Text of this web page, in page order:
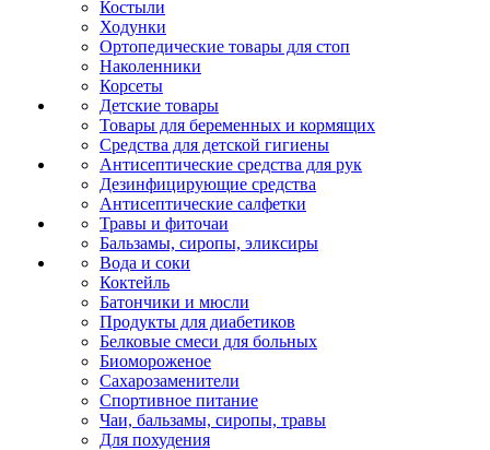
Костыли
Ходунки
Ортопедические товары для стоп
Наколенники
Корсеты
Детские товары
Товары для беременных и кормящих
Средства для детской гигиены
Антисептические средства для рук
Дезинфицирующие средства
Антисептические салфетки
Травы и фиточаи
Бальзамы, сиропы, эликсиры
Вода и соки
Коктейль
Батончики и мюсли
Продукты для диабетиков
Белковые смеси для больных
Биомороженое
Сахарозаменители
Спортивное питание
Чаи, бальзамы, сиропы, травы
Для похудения